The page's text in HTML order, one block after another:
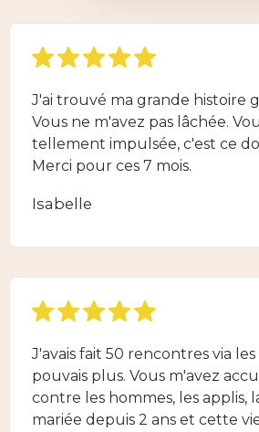
J'ai trouvé ma grande histoire
Vous ne m'avez pas lâchée.
tellement impulsée, c'est ce
Merci pour ces 7 mois.
Isabelle
J'avais fait 50 rencontres via
pouvais plus. Vous m'avez
contre les hommes, les applis,
mariée depuis 2 ans et cette